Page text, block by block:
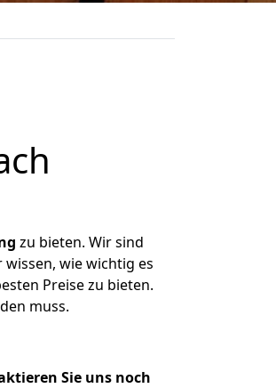
zu bieten. Wir sind
wie wichtig es
Preise zu bieten.
muss.
Sie uns noch